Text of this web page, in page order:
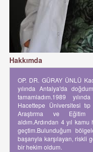
Hakkımda
OP. DR. GÜRAY ÜNLÜ
yılında Antalya'da
tamamladım.1989
Hacettepe Üniversitesi
Araştırma ve Eğitim
aldım.Ardından 4 yıl
geçtim.Bulunduğum
başarıyla karşılayan, riskli
bir hekim oldum.